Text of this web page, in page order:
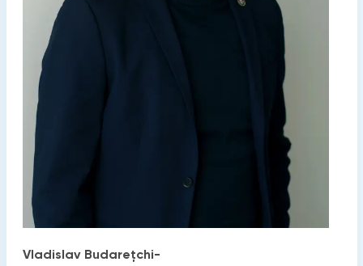
Vladislav Budarețchi-